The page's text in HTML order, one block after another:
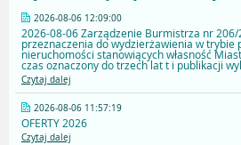
2026-08-06 12:09:00
2026-08-06 Zarządzenie Burmistrza nr
przeznaczenia do wydzierżawienia w trybie
nieruchomości stanowiących własność
czas oznaczony do trzech lat t i publikacji
Czytaj dalej
2026-08-06 11:57:19
OFERTY 2026
Czytaj dalej